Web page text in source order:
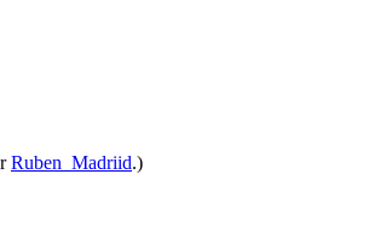
Ruben_Madriid.)